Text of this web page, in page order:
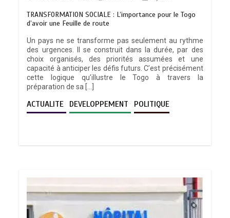
TRANSFORMATION SOCIALE : L’importance pour le Togo
d’avoir une Feuille de route
Un pays ne se transforme pas seulement au rythme
des urgences. Il se construit dans la durée, par des
choix organisés, des priorités assumées et une
capacité à anticiper les défis futurs. C’est précisément
cette logique qu’illustre le Togo à travers la
préparation de sa […]
ACTUALITE DEVELOPPEMENT POLITIQUE